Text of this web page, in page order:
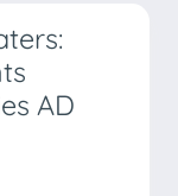
AD